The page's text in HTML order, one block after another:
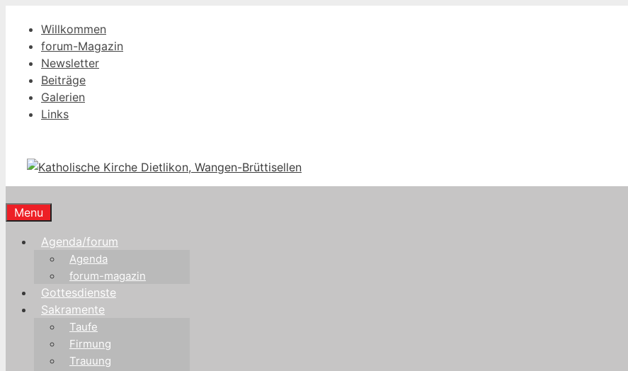
Inhalt
Willkommen
forum-Magazin
Newsletter
Beiträge
Galerien
Links
Menu
Agenda/forum
Agenda
forum-magazin
Gottesdienste
Sakramente
Taufe
Firmung
Trauung